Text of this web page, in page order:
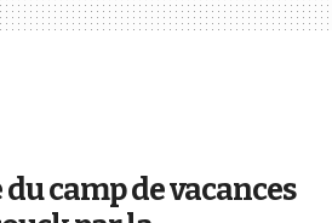
camp de vacances